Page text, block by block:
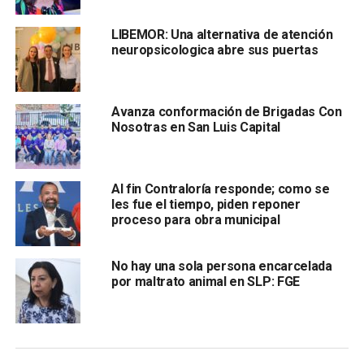
todos los negocios deben contar con los permisos
actualizados para brindar servicios de forma legal. La falta
de esta documentación motivó la suspensión de
actividades en la gasera.
El gobierno capitalino señaló que este tipo de acciones
buscangarantizar el cumplimiento del marco
normativo, así como promover la seguridad y el orden en
las actividades comerciales. Además, se reafirmó el
compromiso de vigilar que los giros comerciales se
mantengan dentro de la legalidad.
LIBEMOR: Una alternativa de atención
neuropsicologica abre sus puertas
Avanza conformación de Brigadas Con
Nosotras en San Luis Capital
Al fin Contraloría responde; como se
les fue el tiempo, piden reponer
proceso para obra municipal
No hay una sola persona encarcelada
por maltrato animal en SLP: FGE